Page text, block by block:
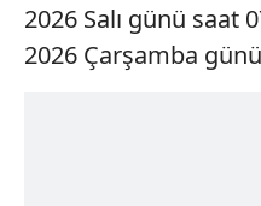
2026 Salı günü saat
2026 Çarşamba